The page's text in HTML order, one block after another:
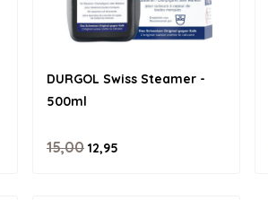
DURGOL Swiss Steamer -
500ml
15,00 12,95